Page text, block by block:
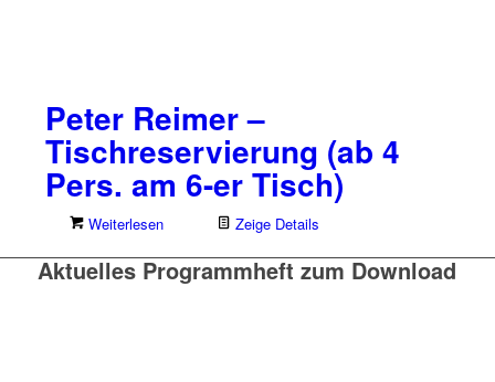
Peter Reimer –
Tischreservierung (ab 4
Pers. am 6-er Tisch)
Weiterlesen Zeige Details
Aktuelles Programmheft zum Download